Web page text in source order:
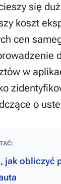
się
koszt
cen
w
o
jak obliczyć